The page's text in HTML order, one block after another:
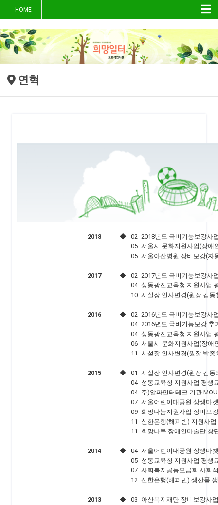
HOME
연혁
2018 ◆ 02 2018년도 국비기능보강사
05 서울시 문화지원사업(장애
05 서울아산병원 장비보강(자
2017 ◆ 02 2017년도 국비기능보강사
04 성동광진교육청 지원사업
10 시설장 인사변경(원장 김동
2016 ◆ 02 2016년도 국비기능보강사
04 2016년도 국비기능보강 추
04 성동광진교육청 지원사업
06 서울시 문화지원사업(장애
11 시설장 인사변경(원장 박종
2015 ◆ 01 시설장 인사변경(원장 김동
04 성동교육청 지원사업 평생
04 주)알파인터테크 기관
07 서울어린이대공원 상생마
09 희망나눔지원사업 장비보
11
신한은행(해피빈) 지원사업
11
희망나무 장애인마술단 창
2014 ◆ 04 서울어린이대공원 상생마
05 성동교육청 지원사업 평생
07 사회복지공동모금회 사회
12 신한은행(해피빈) 생산품
2013 ◆ 03 아산복지재단 장비보강사